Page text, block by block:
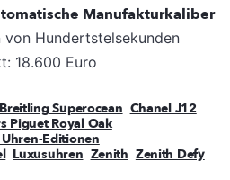
Manufakturkaliber
von Hundertstelsekunden
18.600 Euro
Breitling Superocean Chanel J12
Piguet Royal Oak
Editionen
Luxusuhren Zenith Zenith Defy